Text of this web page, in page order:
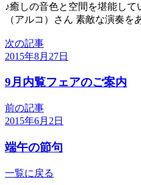
♪癒しの音色と空間を堪能し
（アルコ）さん 素敵な演奏
次の記事
2015年8月27日
9月内覧フェアのご案内
前の記事
2015年6月2日
端午の節句
一覧に戻る